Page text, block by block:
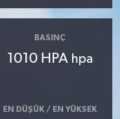
BASINÇ
1010 HPA hpa
EN DÜŞÜK / EN YÜKSEK